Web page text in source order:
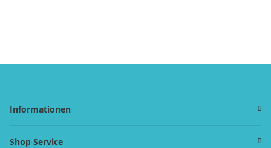
Informationen
Shop Service